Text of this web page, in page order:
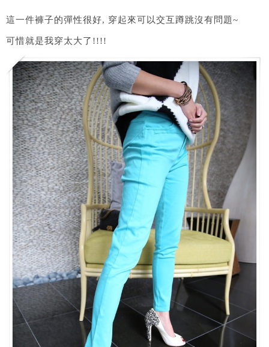
這一件褲子的彈性很好, 穿起來可以交互蹲跳沒有問題~
可惜就是我穿太大了!!!!